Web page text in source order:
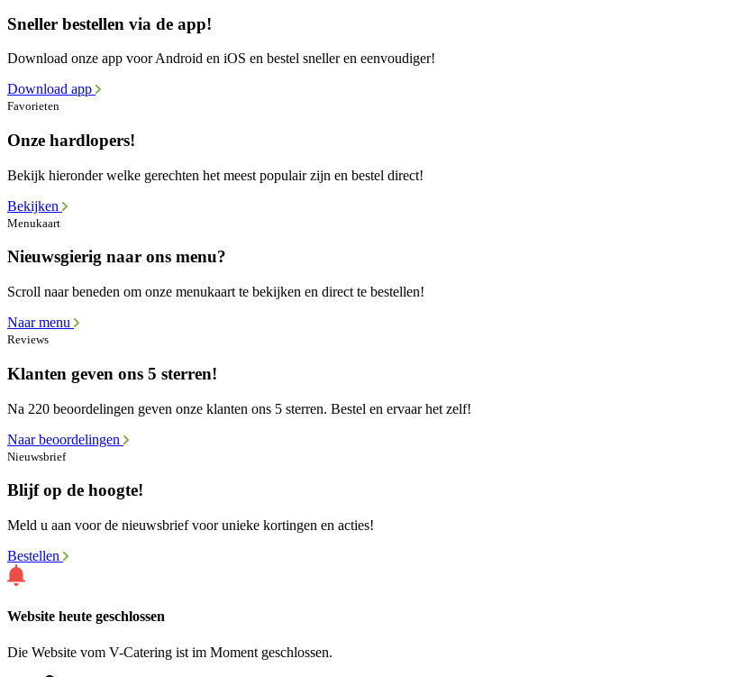
Sneller bestellen via de app!
Download onze app voor Android en iOS en bestel sneller en eenvoudiger!
Download app
Favorieten
Onze hardlopers!
Bekijk hieronder welke gerechten het meest populair zijn en bestel direct!
Bekijken
Menukaart
Nieuwsgierig naar ons menu?
Scroll naar beneden om onze menukaart te bekijken en direct te bestellen!
Naar menu
Reviews
Klanten geven ons 5 sterren!
Na 220 beoordelingen geven onze klanten ons 5 sterren. Bestel en ervaar het zelf!
Naar beoordelingen
Nieuwsbrief
Blijf op de hoogte!
Meld u aan voor de nieuwsbrief voor unieke kortingen en acties!
Bestellen
Website heute geschlossen
Die Website vom V-Catering ist im Moment geschlossen.